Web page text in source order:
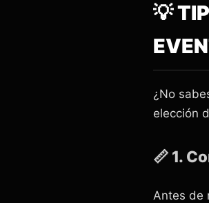
💡
¿No
elección
📏 1.
Antes de